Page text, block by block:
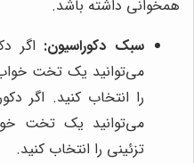
همخوانی داشته باشد.
سبک دکوراسیون: اگر
می‌توانید یک تخت
را انتخاب کنید. اگر
می‌توانید یک تخت
تزئینی را انتخاب کنید.